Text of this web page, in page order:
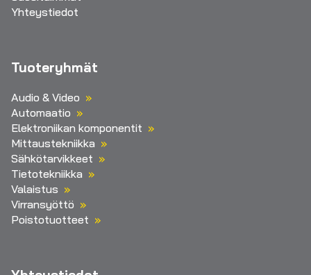
Yhteystiedot
Tuoteryhmät
Audio & Video
Automaatio
Elektroniikan komponentit
Mittaustekniikka
Sähkötarvikkeet
Tietotekniikka
Valaistus
Virransyöttö
Poistotuotteet